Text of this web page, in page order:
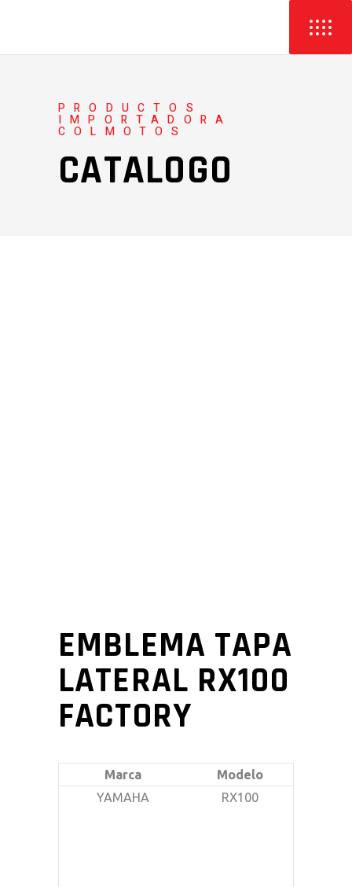
PRODUCTOS
IMPORTADORA
COLMOTOS
CATALOGO
EMBLEMA TAPA
LATERAL RX100
FACTORY
Marca
Modelo
YAMAHA
RX100